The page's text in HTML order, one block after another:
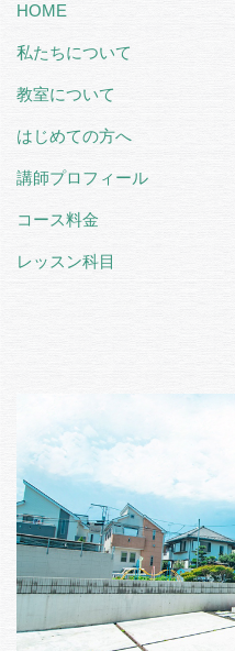
HOME
私たちについて
教室について
はじめての方へ
講師プロフィール
コース料金
レッスン科目